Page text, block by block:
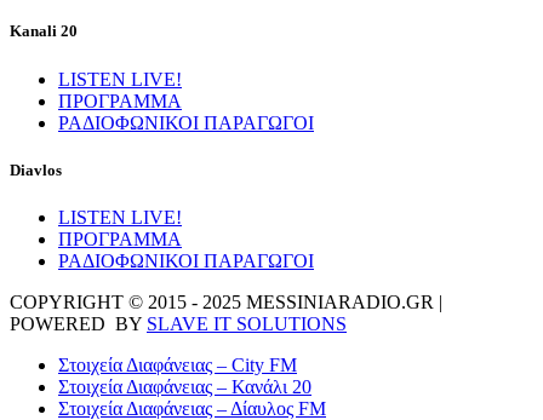
Kanali 20
LISTEN LIVE!
ΠΡΟΓΡΑΜΜΑ
ΡΑΔΙΟΦΩΝΙΚΟΙ ΠΑΡΑΓΩΓΟΙ
Diavlos
LISTEN LIVE!
ΠΡΟΓΡΑΜΜΑ
ΡΑΔΙΟΦΩΝΙΚΟΙ ΠΑΡΑΓΩΓΟΙ
COPYRIGHT © 2015 - 2025 MESSINIARADIO.GR |
POWERED BY SLAVE IT SOLUTIONS
Στοιχεία Διαφάνειας – City FM
Στοιχεία Διαφάνειας – Κανάλι 20
Στοιχεία Διαφάνειας – Δίαυλος FM